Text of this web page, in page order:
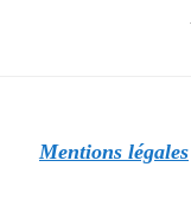
Mentions légales